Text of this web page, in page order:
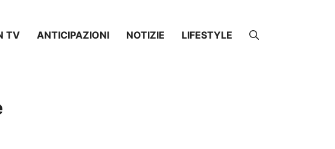
TV ANTICIPAZIONI NOTIZIE LIFESTYLE